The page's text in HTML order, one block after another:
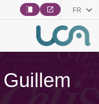
FR